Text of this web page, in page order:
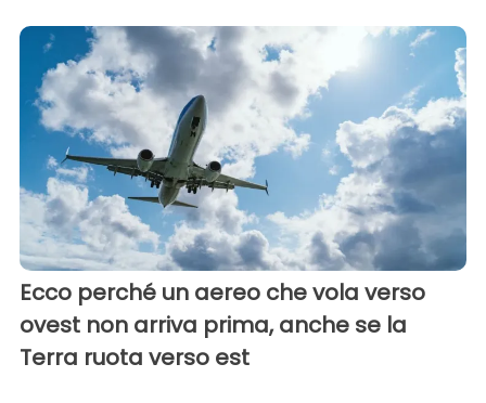
Ecco perché un aereo che vola verso
ovest non arriva prima, anche se la
Terra ruota verso est